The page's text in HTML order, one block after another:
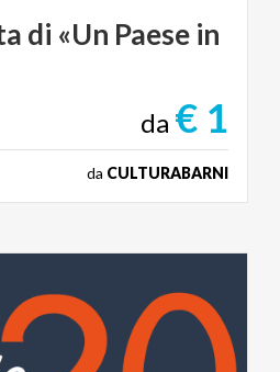
di «Un Paese in
da € 1
da CULTURABARNI